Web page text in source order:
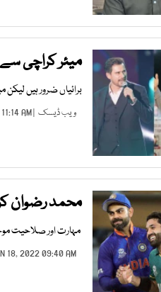
میئر کراچی
برائیاں ضرور ہیں
ویب ڈیسک | NOV 23, 2025 11:14 AM |
محمد رضوان
مہارت اور صلاحیت
18, 2022 09:40 AM |